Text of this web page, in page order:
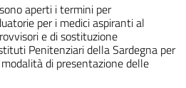
aperti i termini per
per i medici aspiranti al
e di sostituzione
Penitenziari della Sardegna per
di presentazione delle